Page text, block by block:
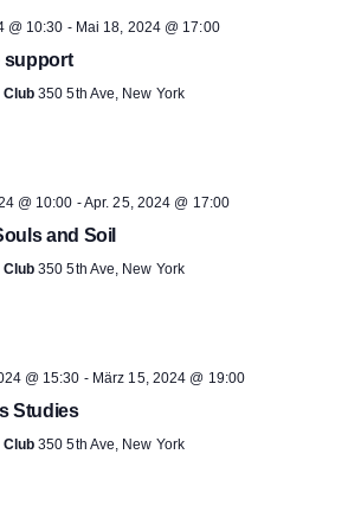
@ 10:30 - Mai 18, 2024 @ 17:00
support
Club 350 5th Ave, New York
@ 10:00 -Apr. 25, 2024 @ 17:00
and Soil
Club 350 5th Ave, New York
@ 15:30 - März 15, 2024 @ 19:00
Studies
Club 350 5th Ave, New York